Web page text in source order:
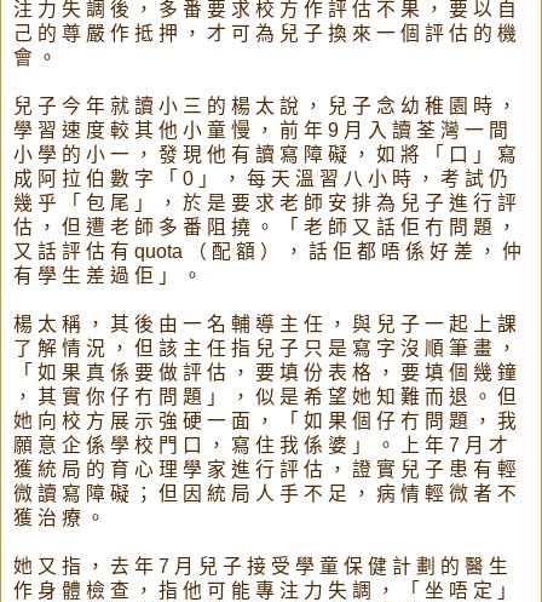
注 力 失 調 後 ， 多 番 要 求 校 方 作 評 估 不 果 ， 要 以 自
己 的 尊 嚴 作 抵 押 ， 才 可 為 兒 子 換 來 一 個 評 估 的 機
會 。
兒 子 今 年 就 讀 小 三 的 楊 太 說 ， 兒 子 念 幼 稚 園 時 ，
學 習 速 度 較 其 他 小 童 慢 ， 前 年 9 月 入 讀 荃 灣 一 間
小 學 的 小 一 ， 發 現 他 有 讀 寫 障 礙 ， 如 將 「 口 」 寫
成 阿 拉 伯 數 字 「 0 」 ， 每 天 溫 習 八 小 時 ， 考 試 仍
幾 乎 「 包 尾 」 ， 於 是 要 求 老 師 安 排 為 兒 子 進 行 評
估 ， 但 遭 老 師 多 番 阻 撓 。 「 老 師 又 話 佢 冇 問 題 ，
又 話 評 估 有 quota （ 配 額 ） ， 話 佢 都 唔 係 好 差 ， 仲
有 學 生 差 過 佢 」 。
楊 太 稱 ， 其 後 由 一 名 輔 導 主 任 ， 與 兒 子 一 起 上 課
了 解 情 況 ， 但 該 主 任 指 兒 子 只 是 寫 字 沒 順 筆 畫 ，
「 如 果 真 係 要 做 評 估 ， 要 填 份 表 格 ， 要 填 個 幾 鐘
， 其 實 你 仔 冇 問 題 」 ， 似 是 希 望 她 知 難 而 退 。 但
她 向 校 方 展 示 強 硬 一 面 ， 「 如 果 個 仔 冇 問 題 ， 我
願 意 企 係 學 校 門 口 ， 寫 住 我 係 婆 」 。 上 年 7 月 才
獲 統 局 的 育 心 理 學 家 進 行 評 估 ， 證 實 兒 子 患 有 輕
微 讀 寫 障 礙 ； 但 因 統 局 人 手 不 足 ， 病 情 輕 微 者 不
獲 治 療 。
她 又 指 ， 去 年 7 月 兒 子 接 受 學 童 保 健 計 劃 的 醫 生
作 身 體 檢 查 ， 指 他 可 能 專 注 力 失 調 ， 「 坐 唔 定 」